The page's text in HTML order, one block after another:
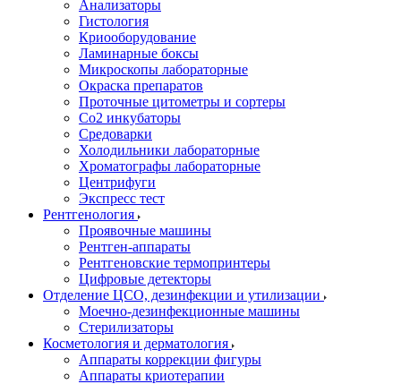
Анализаторы
Гистология
Криооборудование
Ламинарные боксы
Микроскопы лабораторные
Окраска препаратов
Проточные цитометры и сортеры
Со2 инкубаторы
Средоварки
Холодильники лабораторные
Хроматографы лабораторные
Центрифуги
Экспресс тест
Рентгенология
Проявочные машины
Рентген-аппараты
Рентгеновские термопринтеры
Цифровые детекторы
Отделение ЦСО, дезинфекции и утилизации
Моечно-дезинфекционные машины
Стерилизаторы
Косметология и дерматология
Аппараты коррекции фигуры
Аппараты криотерапии